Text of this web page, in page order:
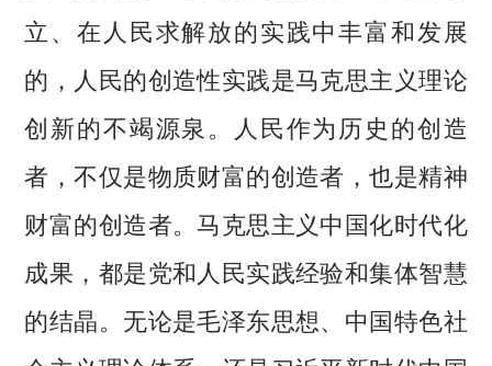
立、在人民求解放的实践中丰富和发展
的，人民的创造性实践是马克思主义理论
创新的不竭源泉。人民作为历史的创造
者，不仅是物质财富的创造者，也是精神
财富的创造者。马克思主义中国化时代化
成果，都是党和人民实践经验和集体智慧
的结晶。无论是毛泽东思想、中国特色社